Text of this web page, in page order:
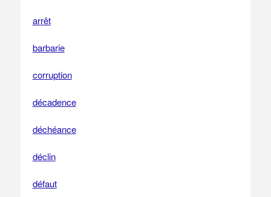
arrêt
barbarie
corruption
décadence
déchéance
déclin
défaut